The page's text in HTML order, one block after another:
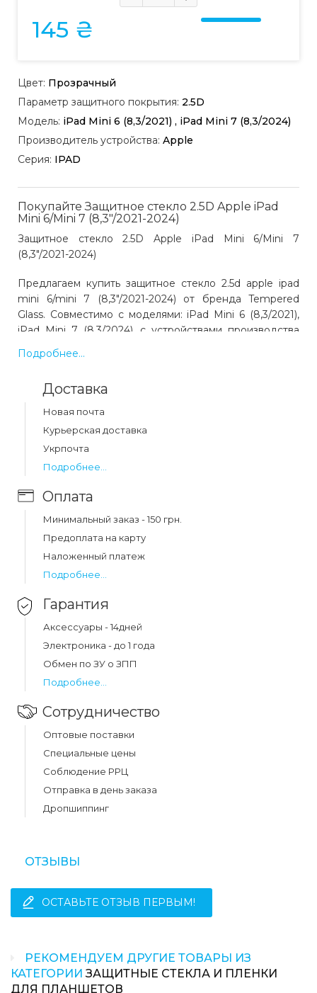
145 ₴
Цвет: Прозрачный
Параметр защитного покрытия: 2.5D
Модель: iPad Mini 6 (8,3/2021) , iPad Mini 7 (8,3/2024)
Производитель устройства: Apple
Серия: IPAD
Покупайте Защитное стекло 2.5D Apple iPad
Mini 6/Mini 7 (8,3"/2021-2024)
Защитное стекло 2.5D Apple iPad Mini 6/Mini 7
(8,3"/2021-2024)
Предлагаем купить защитное стекло 2.5d apple ipad
mini 6/mini 7 (8,3"/2021-2024) от бренда Tempered
Glass. Совместимо с моделями: iPad Mini 6 (8,3/2021),
iPad Mini 7 (8,3/2024), с устройствами производства
Apple. Цвет: прозрачный. Код товара 01250. Выгодная
цена и быстрая доставка по Украине.
Какая цена на защитное стекло 2.5d apple ipad
mini 6/mini 7 (8,3"/2021-2024)?
Цена на защитное стекло 2.5d apple ipad mini 6/mini 7
(8,3"/2021-2024) составляет 145 грн.
Подробнее...
Доставка
Новая почта
Курьерская доставка
Укрпочта
Подробнее...
Оплата
Минимальный заказ - 150 грн.
Предоплата на карту
Наложенный платеж
Подробнее...
Гарантия
Аксессуары - 14дней
Электроника - до 1 года
Обмен по ЗУ о ЗПП
Подробнее...
Сотрудничество
Оптовые поставки
Специальные цены
Соблюдение РРЦ
Отправка в день заказа
Дропшиппинг
ОТЗЫВЫ
ОСТАВЬТЕ ОТЗЫВ ПЕРВЫМ!
РЕКОМЕНДУЕМ ДРУГИЕ ТОВАРЫ ИЗ
КАТЕГОРИИЗАЩИТНЫЕ СТЕКЛА И ПЛЕНКИ
ДЛЯ ПЛАНШЕТОВ